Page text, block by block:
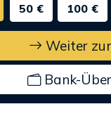
50 € 100 €
Weiter
Bank-